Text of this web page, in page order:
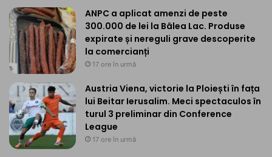
ANPC a aplicat amenzi de peste
300.000 de lei la Bâlea Lac. Produse
expirate și nereguli grave descoperite
la comercianți
17 ore în urmă
Austria Viena, victorie la Ploiești în fața
lui Beitar Ierusalim. Meci spectaculos în
turul 3 preliminar din Conference
League
17 ore în urmă